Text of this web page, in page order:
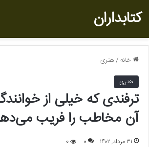
کتابداران
خانه /هنری
هنری
ترفندی که خیلی از
آن مخاطب را فریب
۳۱ مرداد, ۱۴۰۲ 0
0